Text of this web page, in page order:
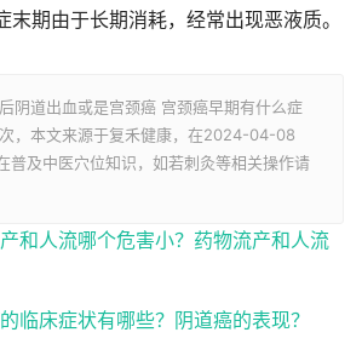
末期由于长期消耗，经常出现恶液质。
阴道出血或是宫颈癌 宫颈癌早期有什么症
次，本文来源于复禾健康，在2024-04-08
普及中医穴位知识，如若刺灸等相关操作请
和人流哪个危害小？药物流产和人流
临床症状有哪些？阴道癌的表现？